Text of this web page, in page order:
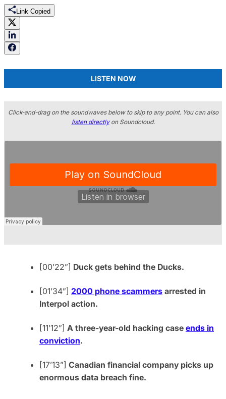
Link Copied
LISTEN NOW
Click-and-drag on the soundwaves below to skip to any point. You can also
listen directlyon Soundcloud.
[00’22”] Duck gets behind the Ducks.
[01’34”] 2000 phone scammers arrested in
Interpol action.
[11’12”] A three-year-old hacking case ends in
conviction.
[17’13”] Canadian financial company picks up
enormous data breach fine.